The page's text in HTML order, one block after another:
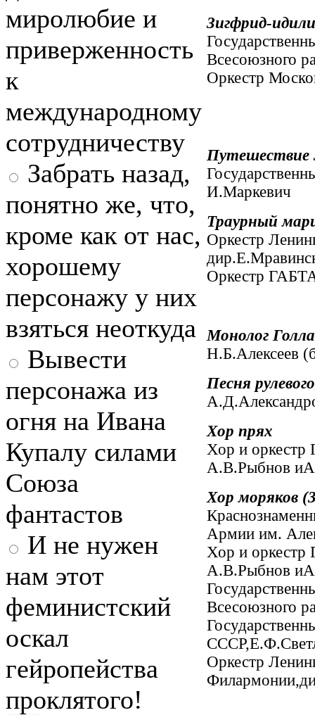
миролюбие и
приверженность
к
международному
сотрудничеству
Забрать назад,
понятно же, что,
кроме как от нас,
хорошему
персонажу у них
взяться неоткуда
Вывести
персонажа из
огня на Ивана
Купалу силами
Союза
фантастов
И не нужен
нам этот
феминистский
оскал
гейропейства
проклятого!
Зигфрид-
Всесоюзного
Оркестр
Путешествие
И.Маркевич
Траурный
Оркестр
Оркестр
Монолог
Н.Б.Алексеев
Песня
Хор прях
Хор и
А.В.Рыбнов
Хор моряков
Армии им.
Хор и
А.В.Рыбнов
Всесоюзного
Оркестр